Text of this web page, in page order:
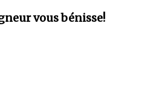
vous bénisse!